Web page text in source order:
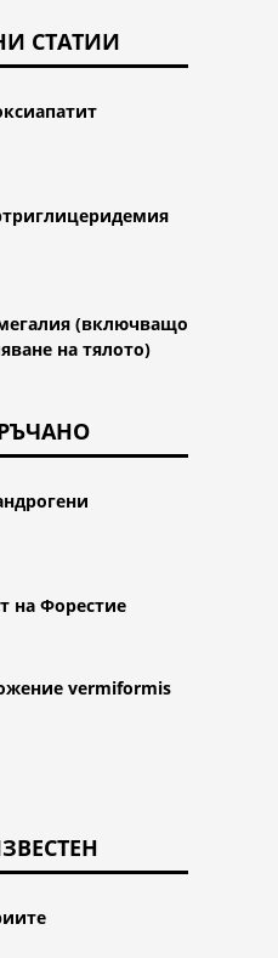
СТАТИИ
(включващо
на тялото)
на Форестие
vermiformis